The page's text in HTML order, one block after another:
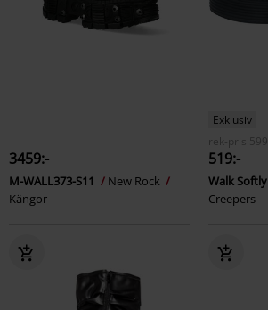
3459:-
M-WALL373-S11
New Rock
Kängor
Exklusiv
rek-pris
599:-
519:-
Walk Softly
Creepers